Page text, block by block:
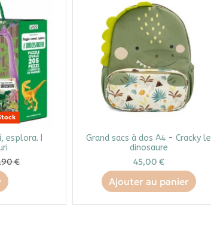
esplora. I
€
Grand sacs à dos A4 - Cracky le
dinosaure
45,00 €
Ajouter au panier